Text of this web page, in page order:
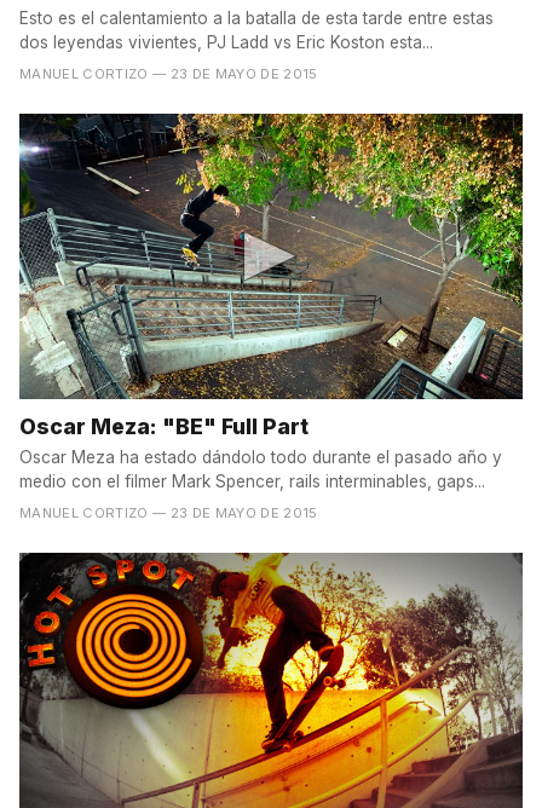
Esto es el calentamiento a la batalla de esta tarde entre estas
dos leyendas vivientes, PJ Ladd vs Eric Koston esta...
MANUEL CORTIZO — 23 DE MAYO DE 2015
Oscar Meza: "BE" Full Part
Oscar Meza ha estado dándolo todo durante el pasado año y
medio con el filmer Mark Spencer, rails interminables, gaps...
MANUEL CORTIZO — 23 DE MAYO DE 2015